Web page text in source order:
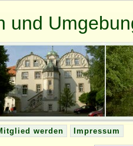
und
werden Impressum